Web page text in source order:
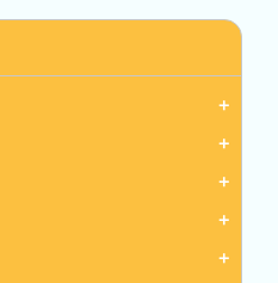
add
add
add
add
add